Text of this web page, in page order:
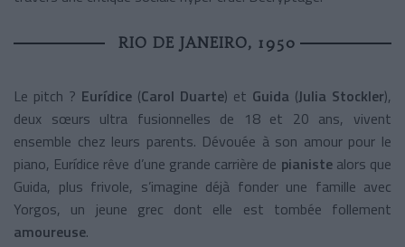
RIO DE JANEIRO, 1950
Le pitch ? Eurídice (Carol Duarte) et Guida (Julia Stockler),
deux sœurs ultra fusionnelles de 18 et 20 ans, vivent
ensemble chez leurs parents. Dévouée à son amour pour le
piano, Eurídice rêve d’une grande carrière de pianistealors que
Guida, plus frivole, s’imagine déjà fonder une famille avec
Yorgos, un jeune grec dont elle est tombée follement
amoureuse.